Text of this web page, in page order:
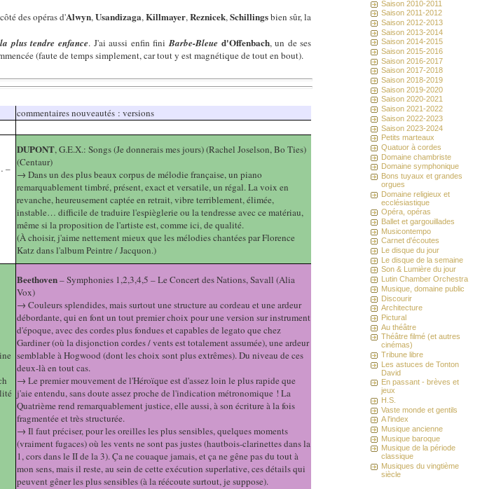
des opéras d'Alwyn,Usandizaga,Killmayer,Reznicek,Schillingsbien sûr, la
plus tendre enfance. J'ai aussi enfin finiBarbe-Bleue d'Offenbach, un de ses
(faute de temps simplement, car tout y est magnétique de tout en bout).
commentaires nouveautés : versions
–
DUPONT, G.E.X.: Songs (Je donnerais mes jours) (Rachel Joselson, Bo Ties)
(Centaur)
→ Dans un des plus beaux corpus de mélodie française, un piano
remarquablement timbré, présent, exact et versatile, un régal. La voix en
revanche, heureusement captée en retrait, vibre terriblement, élimée,
instable… difficile de traduire l'espièglerie ou la tendresse avec ce matériau,
même si la proposition de l'artiste est, comme ici, de qualité.
(À choisir, j'aime nettement mieux que les mélodies chantées par Florence
Katz dans l'album Peintre / Jacquon.)
Beethoven– Symphonies 1,2,3,4,5 – Le Concert des Nations, Savall (Alia
Vox)
→ Couleurs splendides, mais surtout une structure au cordeau et une ardeur
débordante, qui en font un tout premier choix pour une version sur instrument
d'époque, avec des cordes plus fondues et capables de legato que chez
Gardiner (où la disjonction cordes / vents est totalement assumée), une ardeur
semblable à Hogwood (dont les choix sont plus extrêmes). Du niveau de ces
deux-là en tout cas.
→ Le premier mouvement de l'Héroïque est d'assez loin le plus rapide que
j'aie entendu, sans doute assez proche de l'indication métronomique ! La
Quatrième rend remarquablement justice, elle aussi, à son écriture à la fois
fragmentée et très structurée.
→ Il faut préciser, pour les oreilles les plus sensibles, quelques moments
(vraiment fugaces) où les vents ne sont pas justes (hautbois-clarinettes dans la
1, cors dans le II de la 3). Ça ne couaque jamais, et ça ne gêne pas du tout à
mon sens, mais il reste, au sein de cette exécution superlative, ces détails qui
peuvent gêner les plus sensibles (à la réécoute surtout, je suppose).
Saison 2010-2011
Saison 2011-2012
Saison 2012-2013
Saison 2013-2014
Saison 2014-2015
Saison 2015-2016
Saison 2016-2017
Saison 2017-2018
Saison 2018-2019
Saison 2019-2020
Saison 2020-2021
Saison 2021-2022
Saison 2022-2023
Saison 2023-2024
Petits marteaux
Quatuor à cordes
Domaine chambriste
Domaine symphonique
Bons tuyaux et grandes
orgues
Domaine religieux et
ecclésiastique
Opéra, opéras
Ballet et gargouillades
Musicontempo
Carnet d'écoutes
Le disque du jour
Le disque de la semaine
Son & Lumière du jour
Lutin Chamber Orchestra
Musique, domaine public
Discourir
Architecture
Pictural
Au théâtre
Théâtre filmé (et autres
cinémas)
Tribune libre
Les astuces de Tonton
David
En passant - brèves et
jeux
H.S.
Vaste monde et gentils
A l'index
Musique ancienne
Musique baroque
Musique de la période
classique
Musiques du vingtième
siècle